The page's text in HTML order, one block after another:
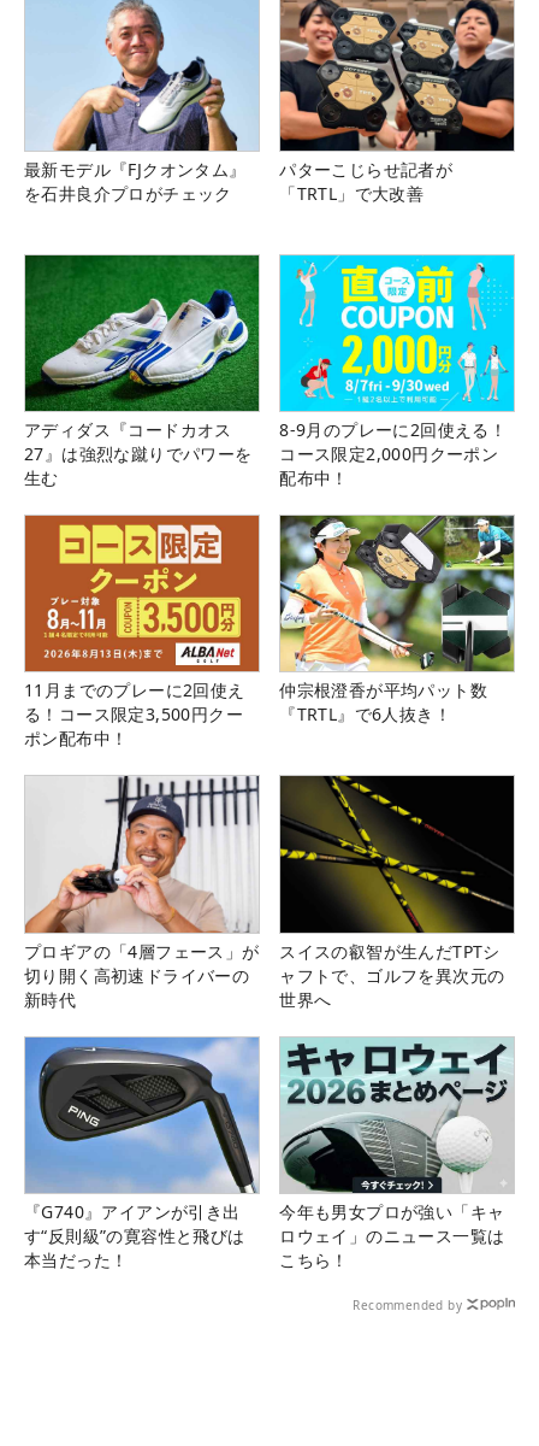
最新モデル『FJクオンタム』
を石井良介プロがチェック
パターこじらせ記者が
「TRTL」で大改善
アディダス『コードカオス
27』は強烈な蹴りでパワーを
生む
8-9月のプレーに2回使える！
コース限定2,000円クーポン
配布中！
11月までのプレーに2回使え
る！コース限定3,500円クー
ポン配布中！
仲宗根澄香が平均パット数
『TRTL』で6人抜き！
プロギアの「4層フェース」が
切り開く高初速ドライバーの
新時代
スイスの叡智が生んだTPTシ
ャフトで、ゴルフを異次元の
世界へ
『G740』アイアンが引き出
す“反則級”の寛容性と飛びは
本当だった！
今年も男女プロが強い「キャ
ロウェイ」のニュース一覧は
こちら！
Recommended by